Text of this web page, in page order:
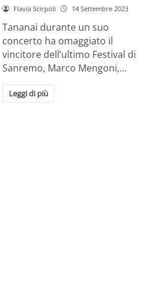
Flavia Scirpoli 14 Settembre 2023
Tananai durante un suo
concerto ha omaggiato il
vincitore dell’ultimo Festival di
Sanremo, Marco Mengoni,…
Leggi di più